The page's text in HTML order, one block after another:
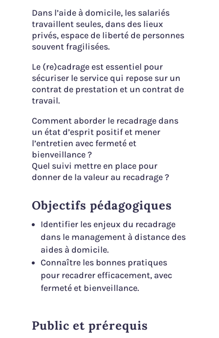
Dans l’aide à domicile, les salariés
travaillent seules, dans des lieux
privés, espace de liberté de personnes
souvent fragilisées.
Le (re)cadrage est essentiel pour
sécuriser le service qui repose sur un
contrat de prestation et un contrat de
travail.
Comment aborder le recadrage dans
un état d’esprit positif et mener
l’entretien avec fermeté et
bienveillance ?
Quel suivi mettre en place pour
donner de la valeur au recadrage ?
Objectifs pédagogiques
Identifier les enjeux du recadrage
dans le management à distance des
aides à domicile.
Connaître les bonnes pratiques
pour recadrer efficacement, avec
fermeté et bienveillance.
Public et prérequis